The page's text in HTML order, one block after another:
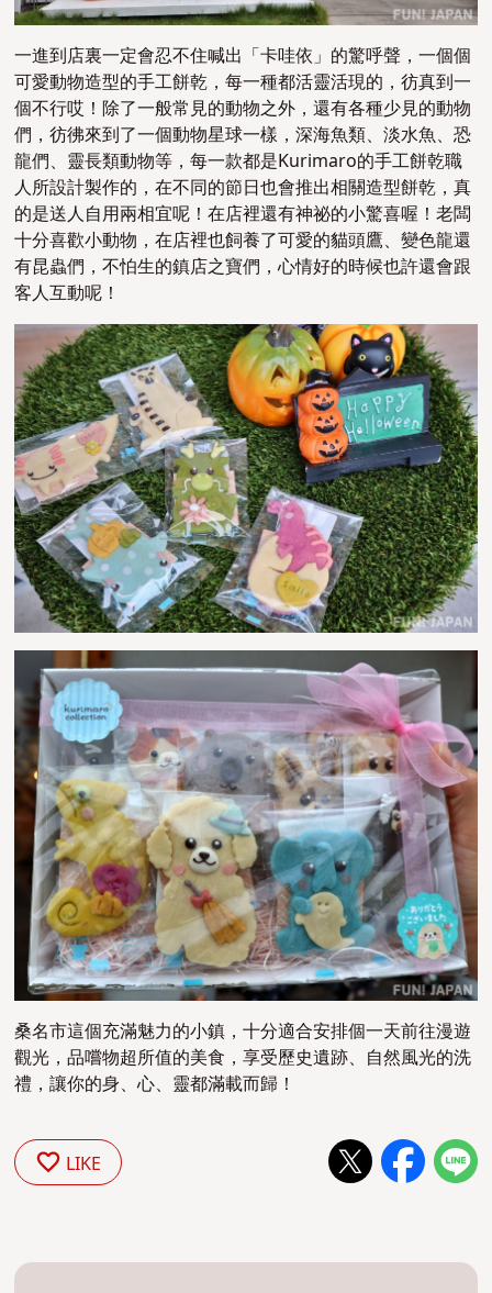
一進到店裏一定會忍不住喊出「卡哇依」的驚呼聲，一個個
可愛動物造型的手工餅乾，每一種都活靈活現的，彷真到一
個不行哎！除了一般常見的動物之外，還有各種少見的動物
們，彷彿來到了一個動物星球一樣，深海魚類、淡水魚、恐
龍們、靈長類動物等，每一款都是Kurimaro的手工餅乾職
人所設計製作的，在不同的節日也會推出相關造型餅乾，真
的是送人自用兩相宜呢！在店裡還有神祕的小驚喜喔！老闆
十分喜歡小動物，在店裡也飼養了可愛的貓頭鷹、變色龍還
有昆蟲們，不怕生的鎮店之寶們，心情好的時候也許還會跟
客人互動呢！
桑名市這個充滿魅力的小鎮，十分適合安排個一天前往漫遊
觀光，品嚐物超所值的美食，享受歷史遺跡、自然風光的洗
禮，讓你的身、心、靈都滿載而歸！
LIKE